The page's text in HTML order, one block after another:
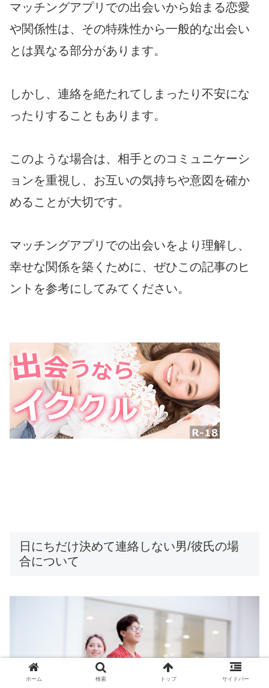
マッチングアプリでの出会いから始まる恋愛
や関係性は、その特殊性から一般的な出会い
とは異なる部分があります。
しかし、連絡を絶たれてしまったり不安にな
ったりすることもあります。
このような場合は、相手とのコミュニケーシ
ョンを重視し、お互いの気持ちや意図を確か
めることが大切です。
マッチングアプリでの出会いをより理解し、
幸せな関係を築くために、ぜひこの記事のヒ
ントを参考にしてみてください。
日にちだけ決めて連絡しない男/彼氏の場
合について
ホーム 検索 トップ サイドバー